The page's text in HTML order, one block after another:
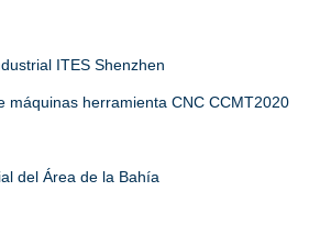
ITES Shenzhen
máquinas herramienta CNC CCMT2020
del Área de la Bahía